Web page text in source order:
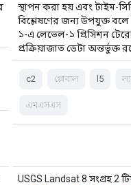
স্থাপন করা হয় এবং টাইম-
বিশ্লেষণের জন্য উপযুক্ত বলে
১-এ লেভেল-১ প্রিসিশন
প্রক্রিয়াজাত ডেটা অন্তর্ভুক্ত
c2 গ্লোবাল l5
এমএসএস
USGS Landsat 8 সংগ্রহ 2